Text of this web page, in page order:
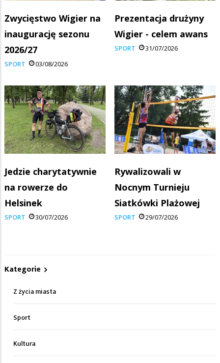
Zwycięstwo Wigier na
inaugurację sezonu
2026/27
SPORT 03/08/2026
Prezentacja drużyny
Wigier - celem awans
SPORT 31/07/2026
Jedzie charytatywnie
na rowerze do
Helsinek
SPORT 30/07/2026
Rywalizowali w
Nocnym Turnieju
Siatkówki Plażowej
SPORT 29/07/2026
Kategorie
Z życia miasta
Sport
Kultura